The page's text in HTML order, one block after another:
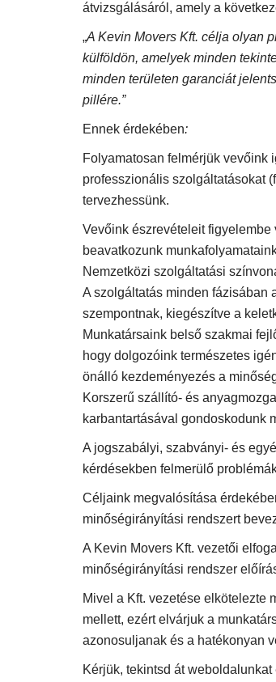
átvizsgálásáról, amely a
„A Kevin Movers Kft. célja olyan
külföldön, amelyek minden
minden területen garanciát
pillére.”
Ennek érdekében:
Folyamatosan felmérjük vevőink
professzionális szolgáltatásokat
tervezhessünk.
Vevőink észrevételeit
beavatkozunk
Nemzetközi szolgáltatási
A szolgáltatás minden fázisában
szempontnak, kiegészítve a
Munkatársaink belső szakmai
hogy dolgozóink természetes
önálló kezdeményezés a
Korszerű szállító- és
karbantartásával gondoskodunk
A jogszabályi, szabványi- és
kérdésekben felmerülő
Céljaink megvalósítása
minőségirányítási rendszert
A Kevin Movers Kft. vezetői
minőségirányítási rendszer
Mivel a Kft. vezetése elkötelezte
mellett, ezért elvárjuk a
azonosuljanak és a hatékonyan
Kérjük, tekintsd át